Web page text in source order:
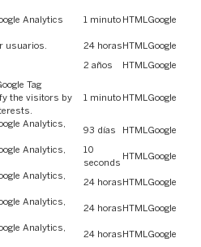
Analytics 1 minuto HTMLGoogle
usuarios. 24 horas HTMLGoogle
2 años HTMLGoogle
Tag
the visitors by
1 minuto HTMLGoogle
Analytics,
93 días HTMLGoogle
Analytics,
10
seconds
HTMLGoogle
Analytics,
24 horas HTMLGoogle
Analytics,
24 horas HTMLGoogle
Analytics,
24 horas HTMLGoogle